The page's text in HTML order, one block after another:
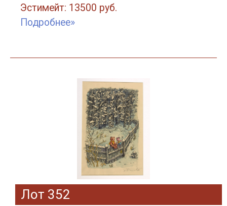
Эстимейт: 13500 руб.
Подробнее»
Лот 352